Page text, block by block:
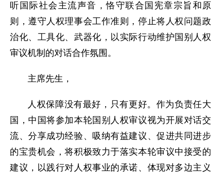
听国际社会主流声音，恪守联合国宪章宗旨和原
则，遵守人权理事会工作准则，停止将人权问题政
治化、工具化、武器化，以实际行动维护国别人权
审议机制的对话合作氛围。
主席先生，
人权保障没有最好，只有更好。作为负责任大
国，中国将参加本轮国别人权审议视为开展对话交
流、分享成功经验、吸纳有益建议、促进共同进步
的宝贵机会，将积极致力于落实本轮审议中接受的
建议，以践行对人权事业的承诺、体现对多边主义